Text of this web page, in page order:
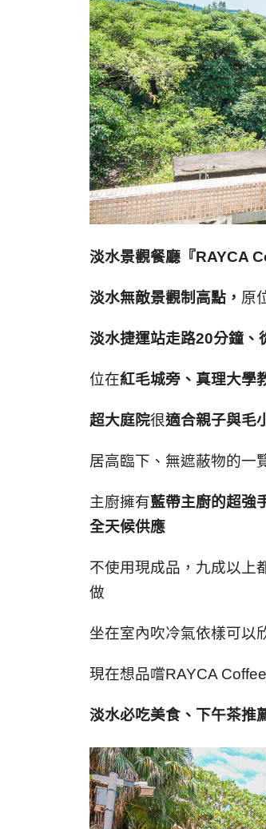
淡水景觀餐廳『RAYCA
淡水無敵景觀制高點， 原
淡水捷運站走路20分鐘、
位在紅毛城旁、真理大學
超大庭院很適合親子與毛
居高臨下、無遮蔽物的一
主廚擁有藍帶主廚的超強
全天候供應
不使用現成品，九成以上
做
坐在室內吹冷氣依樣可以
現在想品嚐RAYCA
淡水必吃美食、下午茶推